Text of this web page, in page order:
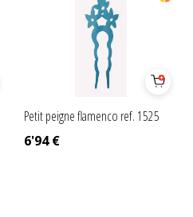
Petit peigne flamenco ref. 1525
6'94€